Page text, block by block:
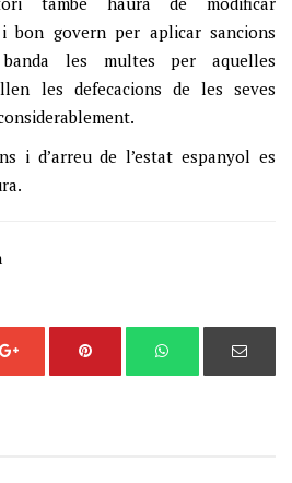
bon govern per aplicar sancions
banda les multes per aquelles
les defecacions de les seves
i d’arreu de l’estat espanyol es